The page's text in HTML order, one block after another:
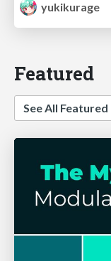
yukikurage
Featured
See All Featured